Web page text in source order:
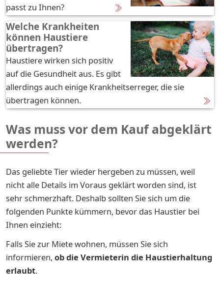
passt zu Ihnen?
Welche Krankheiten
können Haustiere
übertragen?
Haustiere wirken sich positiv
auf die Gesundheit aus. Es gibt
allerdings auch einige Krankheitserreger, die sie
übertragen können.
Was muss vor dem Kauf abgeklärt
werden?
Das geliebte Tier wieder hergeben zu müssen, weil
nicht alle Details im Voraus geklärt worden sind, ist
sehr schmerzhaft. Deshalb sollten Sie sich um die
folgenden Punkte kümmern, bevor das Haustier bei
Ihnen einzieht:
Falls Sie zur Miete wohnen, müssen Sie sich
informieren, ob die Vermieterin die Haustierhaltung
erlaubt.